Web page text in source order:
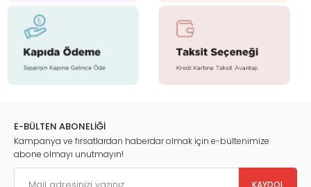
E-BÜLTEN ABONELİĞİ
Kampanya ve fırsatlardan haberdar olmak için e-bültenimize
abone olmayı unutmayın!
KAYDOL